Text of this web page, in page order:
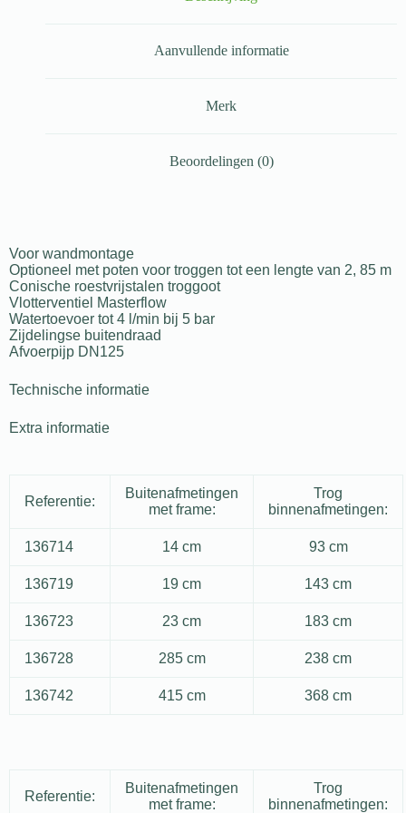
Aanvullende informatie
Merk
Beoordelingen (0)
Voor wandmontage
Optioneel met poten voor troggen tot een lengte van 2, 85 m
Conische roestvrijstalen troggoot
Vlotterventiel Masterflow
Watertoevoer tot 4 l/min bij 5 bar
Zijdelingse buitendraad
Afvoerpijp DN125
Technische informatie
Extra informatie
Referentie:
Buitenafmetingen
met frame:
Trog
binnenafmetingen:
136714 14 cm 93 cm
136719 19 cm 143 cm
136723 23 cm 183 cm
136728 285 cm 238 cm
136742 415 cm 368 cm
Referentie:
Buitenafmetingen
met frame:
Trog
binnenafmetingen: